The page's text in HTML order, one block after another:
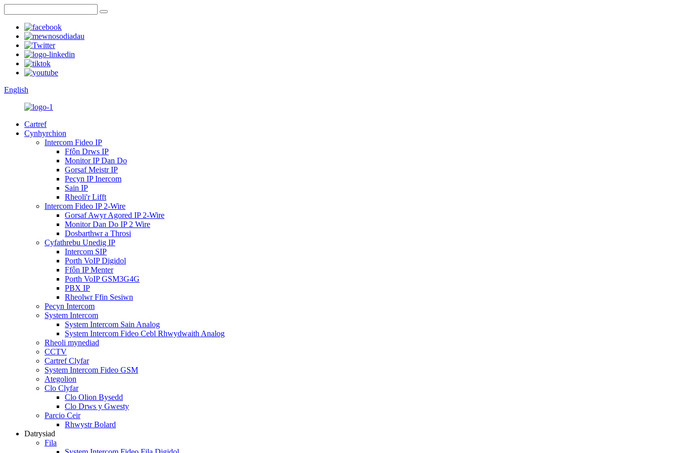
English
Cartref
Cynhyrchion
Intercom Fideo IP
Ffôn Drws IP
Monitor IP Dan Do
Gorsaf Meistr IP
Pecyn IP Inercom
Sain IP
Rheoli'r Lifft
Intercom Fideo IP 2-Wire
Gorsaf Awyr Agored IP 2-Wire
Monitor Dan Do IP 2 Wire
Dosbarthwr a Throsi
Cyfathrebu Unedig IP
Intercom SIP
Porth VoIP Digidol
Ffôn IP Menter
Porth VoIP GSM3G4G
PBX IP
Rheolwr Ffin Sesiwn
Pecyn Intercom
System Intercom
System Intercom Sain Analog
System Intercom Fideo Cebl Rhwydwaith Analog
Rheoli mynediad
CCTV
Cartref Clyfar
System Intercom Fideo GSM
Ategolion
Clo Clyfar
Clo Olion Bysedd
Clo Drws y Gwesty
Parcio Ceir
Rhwystr Bolard
Datrysiad
Fila